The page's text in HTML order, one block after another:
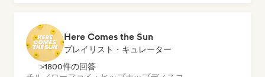
Here Comes the Sun
プレイリスト・キュレーター
>1800件の回答